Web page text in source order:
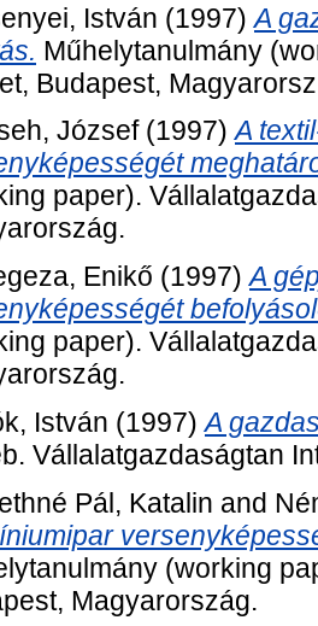
István (1997)A
Műhelytanulmány
Budapest,
József(1997)A
paper).
Enikő (1997)A
paper).
István (1997)A
Vállalatgazdaságtan
Pál, Katalin and
(working
Magyarország.